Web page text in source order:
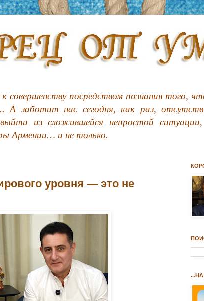
совершенству посредством познания того,
заботит нас сегодня, как раз,
из сложившейся непростой ситуации,
Армении… и не только.
уровня — это не